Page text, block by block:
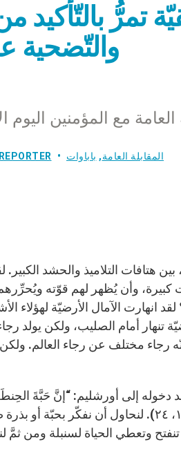
تمرُّ
والتّضحية
مع المؤمنين اليوم الأربعاء 12
المقابلة العامة, باباوات
هتافات التلاميذ والحشد
وأن يُظهر لهم قوّته
انهارت الآمال الأرضيّة لهؤلاء
تنهار أمام الصليب، ولكن يولد
رجاء مختلف عن رجاء العالم.
دخوله إلى أورشليم: “إنَّ حَبَّةَ
تَمُتْ تَبقَ وَحدَها. وإذا ماتَت، أَخرَجَت ثَمَراً كثيراً” (يوحنا ۱٢، ٢٤).
وتعطي الحياة لسنبلة ومن ثمَّ